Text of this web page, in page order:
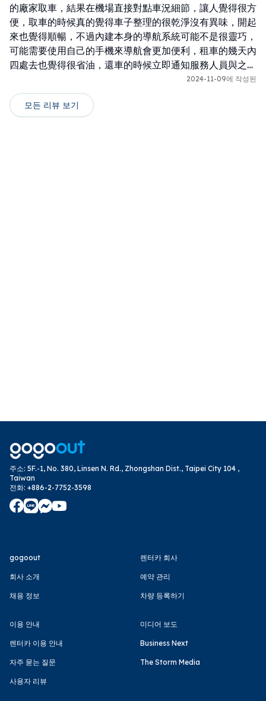
的廠家取車，結果在機場直接對點車況細節，讓人覺得很方
便，取車的時候真的覺得車子整理的很乾淨沒有異味，開起
來也覺得順暢，不過內建本身的導航系統可能不是很靈巧，
可能需要使用自己的手機來導航會更加便利，租車的幾天內
四處去也覺得很省油，還車的時候立即通知服務人員與之確
認車況、還車過程迅速，整體性覺得很棒的體驗，推薦小家
庭、有長輩一同出遊者、三五好友出遊者，這個租車體驗是
個很棒的選擇。
2024-11-09에 작성된
모든 리뷰 보기
주소: 5F.-1, No. 380, Linsen N. Rd., Zhongshan Dist., Taipei City 104 ,
Taiwan
전화: +886-2-7752-3598
gogoout
회사 소개
채용 정보
렌터카 회사
예약 관리
차량 등록하기
이용 안내
렌터카 이용 안내
자주 묻는 질문
사용자 리뷰
미디어 보도
Business Next
The Storm Media